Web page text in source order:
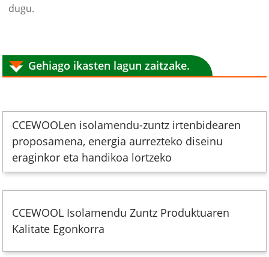
dugu.
Gehiago ikasten lagun zaitzake.
CCEWOOLen isolamendu-zuntz irtenbidearen
proposamena, energia aurrezteko diseinu
eraginkor eta handikoa lortzeko
CCEWOOL Isolamendu Zuntz Produktuaren
Kalitate Egonkorra